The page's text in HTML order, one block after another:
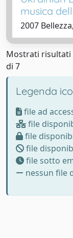
musica
2007
Mostrati risultati
di 7
Legenda
file ad
file
file
file
file sotto
nessun file